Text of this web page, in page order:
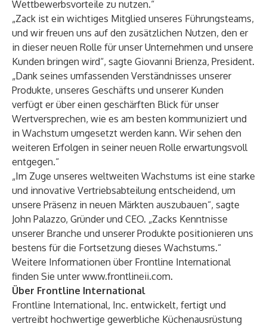
Wettbewerbsvorteile zu nutzen.“
„Zack ist ein wichtiges Mitglied unseres Führungsteams,
und wir freuen uns auf den zusätzlichen Nutzen, den er
in dieser neuen Rolle für unser Unternehmen und unsere
Kunden bringen wird“, sagte Giovanni Brienza, President.
„Dank seines umfassenden Verständnisses unserer
Produkte, unseres Geschäfts und unserer Kunden
verfügt er über einen geschärften Blick für unser
Wertversprechen, wie es am besten kommuniziert und
in Wachstum umgesetzt werden kann. Wir sehen den
weiteren Erfolgen in seiner neuen Rolle erwartungsvoll
entgegen.“
„Im Zuge unseres weltweiten Wachstums ist eine starke
und innovative Vertriebsabteilung entscheidend, um
unsere Präsenz in neuen Märkten auszubauen“, sagte
John Palazzo, Gründer und CEO. „Zacks Kenntnisse
unserer Branche und unserer Produkte positionieren uns
bestens für die Fortsetzung dieses Wachstums.“
Weitere Informationen über Frontline International
finden Sie unterwww.frontlineii.com.
Über Frontline International
Frontline International, Inc. entwickelt, fertigt und
vertreibt hochwertige gewerbliche Küchenausrüstung